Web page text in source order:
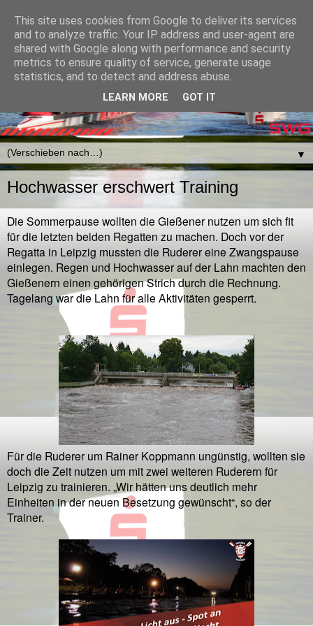
▼
Hochwasser erschwert Training
Die Sommerpause wollten die Gießener nutzen um sich fit
für die letzten beiden Regatten zu machen. Doch vor der
Regatta in Leipzig mussten die Ruderer eine Zwangspause
einlegen. Regen und Hochwasser auf der Lahn machten den
Gießenern einen gehörigen Strich durch die Rechnung.
Tagelang war die Lahn für alle Aktivitäten gesperrt.
Für die Ruderer um Rainer Koppmann ungünstig, wollten sie
doch die Zeit nutzen um mit zwei weiteren Ruderern für
Leipzig zu trainieren. „Wir hätten uns deutlich mehr
Einheiten in der neuen Besetzung gewünscht“, so der
Trainer.
This site uses cookies from Google to deliver its services
and to analyze traffic. Your IP address and user-agent are
shared with Google along with performance and security
metrics to ensure quality of service, generate usage
statistics, and to detect and address abuse.
LEARN MORE GOT IT